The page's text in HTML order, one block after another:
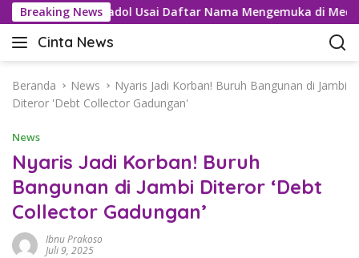
a
Breaking News
Tramadol Usai Daftar Nama Mengemuka di Medsos
Cinta News
C
n
t
N
e
w
s
–
a
Beranda News
Nyaris Jadi Korban! Buruh Bangunan di Jambi
Diteror 'Debt Collector Gadungan'
News
Nyaris Jadi Korban! Buruh
Bangunan di Jambi Diteror ‘Debt
Collector Gadungan’
Ibnu Prakoso
Juli 9, 2025